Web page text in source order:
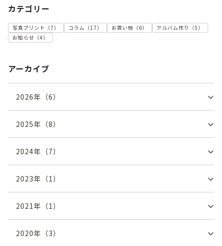
カテゴリー
写真プリント （7） コラム （17） お買い物 （6） アルバム作り （5）
お知らせ （4）
アーカイブ
2026年（6）
2025年（8）
2024年（7）
2023年（1）
2021年（1）
2020年（3）